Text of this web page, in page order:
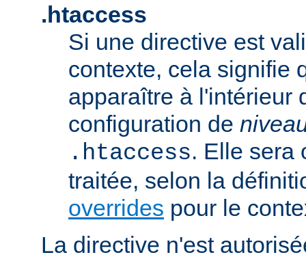
.htaccess
Si une directive est
contexte, cela signifie
apparaître à l'intérieur
configuration de
.htaccess. Elle sera
traitée, selon la
overrides pour le
La directive n'est